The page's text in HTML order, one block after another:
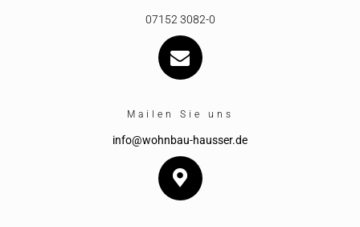
07152 3082-0
Mailen Sie uns
info@wohnbau-hausser.de